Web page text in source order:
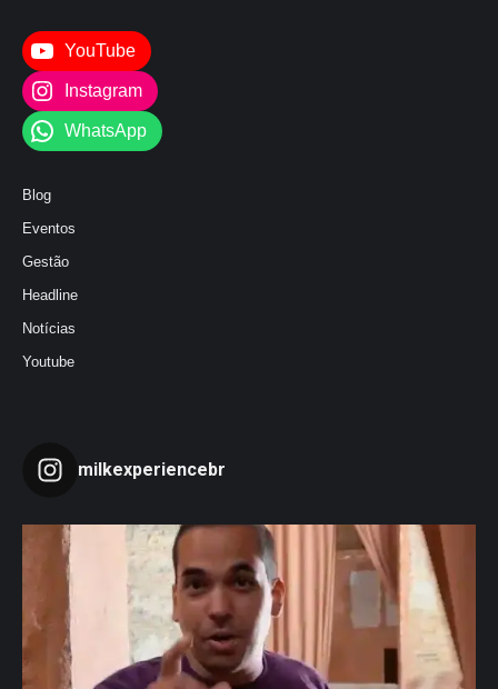
YouTube
Instagram
WhatsApp
Blog
Eventos
Gestão
Headline
Notícias
Youtube
milkexperiencebr